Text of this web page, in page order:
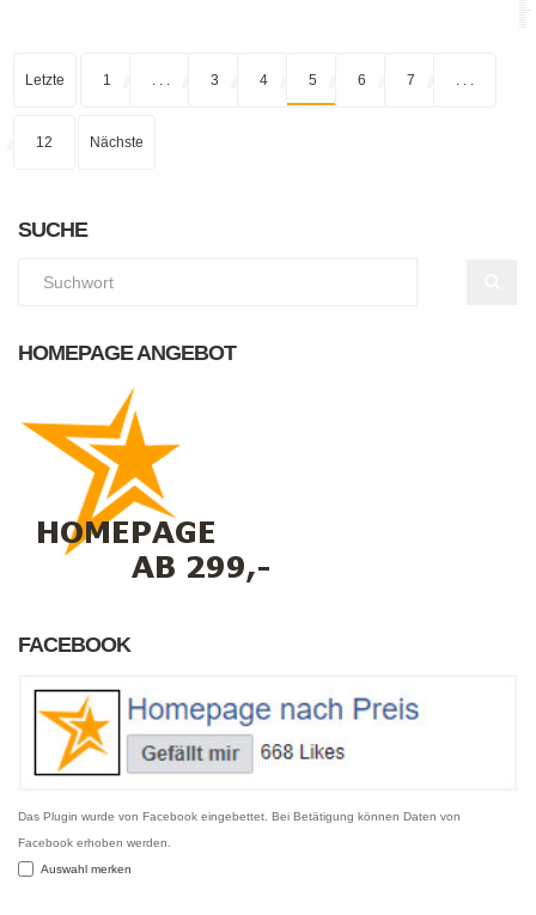
Letzte 1 3 4 5 6 7
12 Nächste
SUCHE
HOMEPAGE ANGEBOT
FACEBOOK
Das Plugin wurde von Facebook eingebettet. Bei Betätigung können Daten von
Facebook erhoben werden.
Auswahl merken